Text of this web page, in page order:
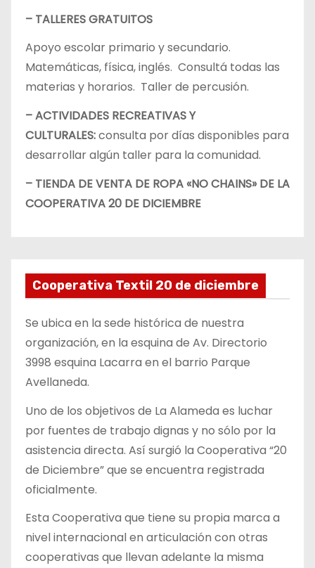
– TALLERES GRATUITOS
Apoyo escolar primario y secundario.
Matemáticas, física, inglés. Consultá todas las
materias y horarios. Taller de percusión.
– ACTIVIDADES RECREATIVAS Y
CULTURALES:consulta por días disponibles para
desarrollar algún taller para la comunidad.
– TIENDA DE VENTA DE ROPA «NO CHAINS» DE LA
COOPERATIVA 20 DE DICIEMBRE
Cooperativa Textil 20 de diciembre
Se ubica en la sede histórica de nuestra
organización, en la esquina de Av. Directorio
3998 esquina Lacarra en el barrio Parque
Avellaneda.
Uno de los objetivos de La Alameda es luchar
por fuentes de trabajo dignas y no sólo por la
asistencia directa. Así surgió la Cooperativa “20
de Diciembre” que se encuentra registrada
oficialmente.
Esta Cooperativa que tiene su propia marca a
nivel internacional en articulación con otras
cooperativas que llevan adelante la misma